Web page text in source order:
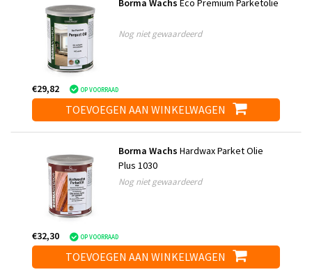
Borma Wachs Eco Premium Parketolie
Nog niet gewaardeerd
€29,82 OP VOORRAAD
TOEVOEGEN AAN WINKELWAGEN
Borma Wachs Hardwax Parket Olie
Plus 1030
Nog niet gewaardeerd
€32,30 OP VOORRAAD
TOEVOEGEN AAN WINKELWAGEN